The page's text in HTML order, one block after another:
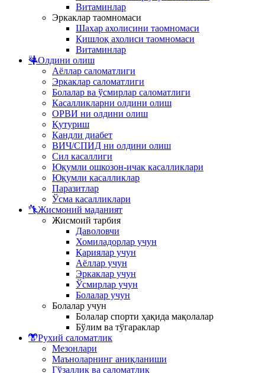
Витаминлар
Эркаклар таомномаси
Шахар ахолисини таомномаси
Қишлоқ ахолиси таомномаси
Витаминлар
Олдини олиш
Аёллар саломатлиги
Эркаклар саломатлиги
Болалар ва ўсмирлар саломатлиги
Касалликларни олдини олиш
ОРВИ ни олдини олиш
Қутуриш
Қандли диабет
ВИЧ/СПИД ни олдини олиш
Сил касаллиги
Юқумли ошкозон-ичак касалликлари
Юқумли касалликлар
Паразитлар
Ўсма касалликлари
Жисмоний маданият
Жисмоий тарбия
Даволовчи
Хомиладорлар учун
Қариялар учун
Аёллар учун
Эркаклар учун
Ўсмирлар учун
Болалар учун
Болалар учун
Болалар спорти ҳақида мақолалар
Бўлим ва тўгараклар
Рухий саломатлик
Мезонлари
Маъноларнинг аниқланиши
Гўзаллик ва саломатлик